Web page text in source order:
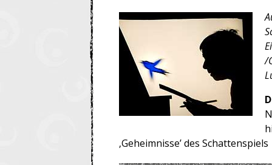
/
‚Geheimnisse’ des Schattenspiels